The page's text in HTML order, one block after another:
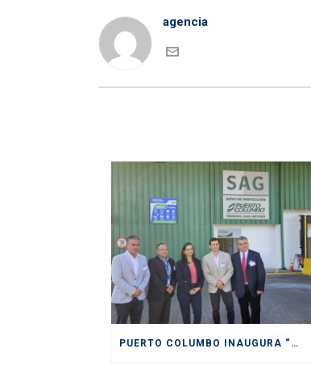
agencia
PUERTO COLUMBO INAUGURA “PIONERO” Y MODERNO SITIO DE INSPECCIÓN SAG EN SAN ANTONIO